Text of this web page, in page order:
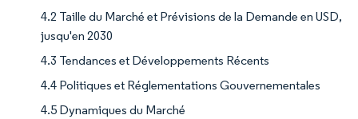
4.2 Taille du Marché et Prévisions de la Demande en USD,
jusqu'en 2030
4.3 Tendances et Développements Récents
4.4 Politiques et Réglementations Gouvernementales
4.5 Dynamiques du Marché